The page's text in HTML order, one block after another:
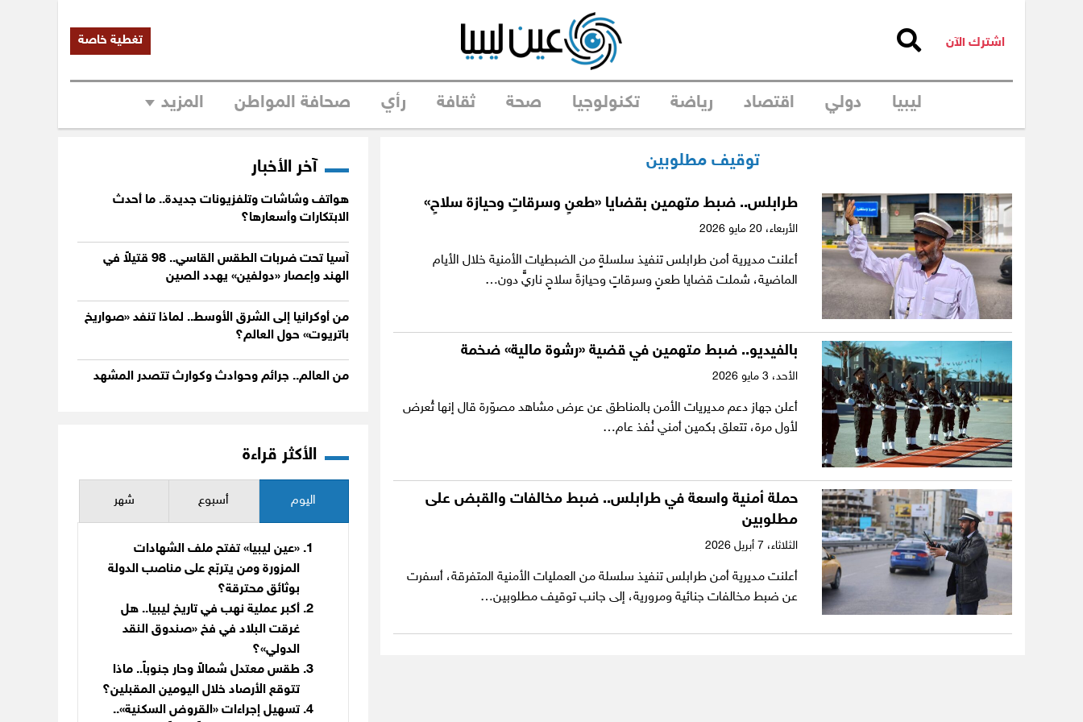
اشترك الآن تغطية خاصة
ليبيا دولي اقتصاد رياضة تكنولوجيا صحة ثقافة رأي صحافة المواطن المزيد
توقيف مطلوبين
طرابلس.. ضبط متهمين بقضايا «طعنٍ وسرقاتٍ وحيازة سلاحٍ»
الأربعاء،
أعلنت مديرية أمن طرابلس تنفيذ سلسلةٍ من الضبطيات الأمنية خلال الأيام
الماضية، شملت قضايا طعنٍ وسرقاتٍ وحيازةَ سلاحٍ ناريٍّ دون…
بالفيديو.. ضبط متهمين في قضية «رشوة مالية» ضخمة
الأحد،
أعلن جهاز دعم مديريات الأمن بالمناطق عن عرض مشاهد مصوّرة قال إنها تُعرض
لأول مرة، تتعلق بكمين أمني نُفذ عام…
حملة أمنية واسعة في طرابلس.. ضبط مخالفات والقبض على
مطلوبين
الثلاثاء،
أعلنت مديرية أمن طرابلس تنفيذ سلسلة من العمليات الأمنية المتفرقة، أسفرت
عن ضبط مخالفات جنائية ومرورية، إلى جانب توقيف مطلوبين…
آخر الأخبار
هواتف وشاشات وتلفزيونات جديدة.. ما أحدث
الابتكارات وأسعارها؟
آسيا تحت ضربات الطقس القاسي.. 98 قتيلاً في
الهند وإعصار «دولفين» يهدد الصين
من أوكرانيا إلى الشرق الأوسط.. لماذا تنفد «صواريخ
باتريوت» حول العالم؟
من العالم.. جرائم وحوادث وكوارث تتصدر المشهد
الأكثر قراءة
اليوم أسبوع شهر
«عين ليبيا» تفتح ملف الشهادات
المزورة ومن يتربّع على مناصب الدولة
بوثائق محترقة؟
أكبر عملية نهب في تاريخ ليبيا.. هل
غرقت البلاد في فخ «صندوق النقد
الدولي»؟
طقس معتدل شمالاً وحار جنوباً.. ماذا
تتوقع الأرصاد خلال اليومين المقبلين؟
تسهيل إجراءات «القروض السكنية»..